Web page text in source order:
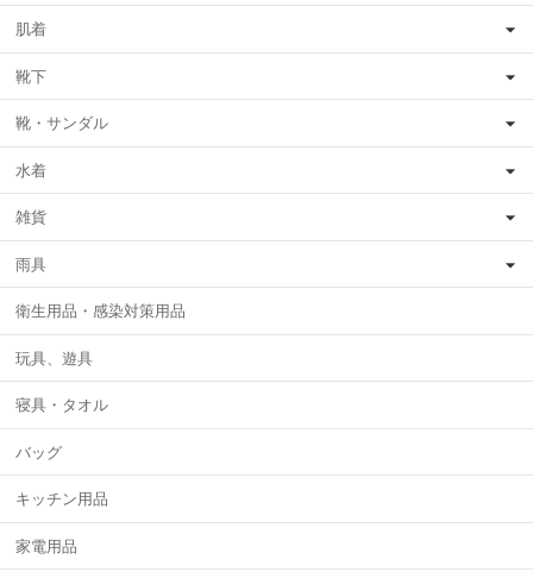
肌着
靴下
靴・サンダル
水着
雑貨
雨具
衛生用品・感染対策用品
玩具、遊具
寝具・タオル
バッグ
キッチン用品
家電用品